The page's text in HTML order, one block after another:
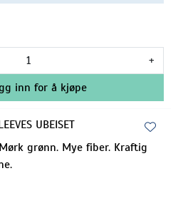
+
inn for å kjøpe
UBEISET
grønn. Mye fiber. Kraftig